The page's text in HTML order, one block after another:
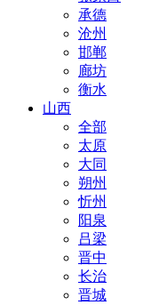
承德
沧州
邯郸
廊坊
衡水
山西
全部
太原
大同
朔州
忻州
阳泉
吕梁
晋中
长治
晋城